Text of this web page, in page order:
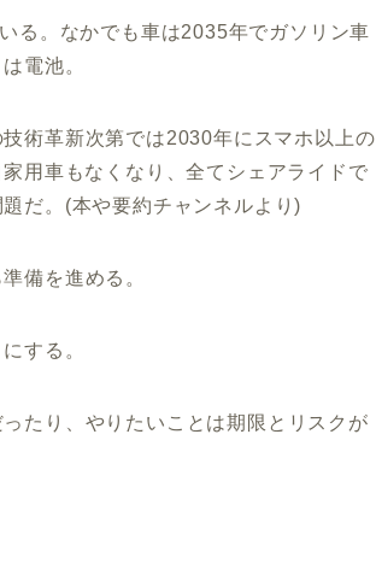
る。なかでも車は2035年でガソリン車
電池。
術革新次第では2030年にスマホ以上の
用車もなくなり、全てシェアライドで
だ。(本や要約チャンネルより)
備を進める。
する。
たり、やりたいことは期限とリスクが